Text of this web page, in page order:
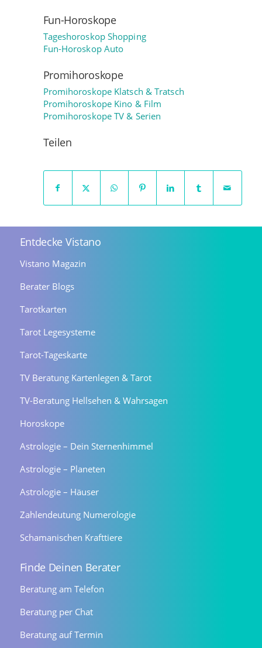
Fun-Horoskope
Tageshoroskop Shopping
Fun-Horoskop Auto
Promihoroskope
Promihoroskope Klatsch & Tratsch
Promihoroskope Kino & Film
Promihoroskope TV & Serien
Teilen
Entdecke Vistano
Vistano Magazin
Berater Blogs
Tarotkarten
Tarot Legesysteme
Tarot-Tageskarte
TV Beratung Kartenlegen & Tarot
TV-Beratung Hellsehen & Wahrsagen
Horoskope
Astrologie – Dein Sternenhimmel
Astrologie – Planeten
Astrologie – Häuser
Zahlendeutung Numerologie
Schamanischen Krafttiere
Finde Deinen Berater
Beratung am Telefon
Beratung per Chat
Beratung auf Termin